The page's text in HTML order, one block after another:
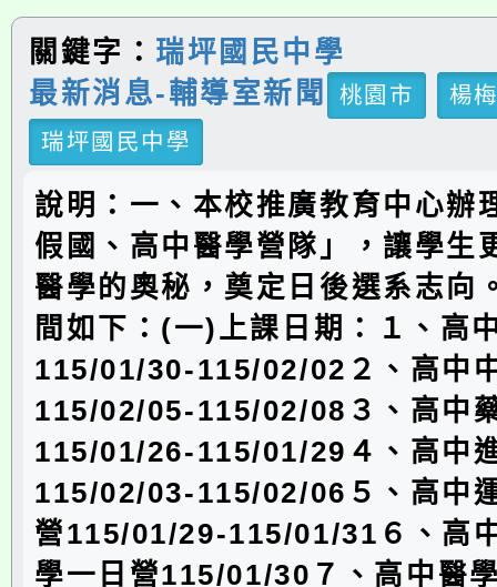
關鍵字： 瑞坪國民中學
最新消息-輔導室新聞
桃園市
楊
瑞坪國民中學
說明：一、本校推廣教育中心辦
假國、高中醫學營隊」，讓學生
醫學的奧秘，奠定日後選系志向
間如下：(一)上課日期：１、高
115/01/30-115/02/02２、高中
115/02/05-115/02/08３、高中
115/01/26-115/01/29４、高中
115/02/03-115/02/06５、高中
營115/01/29-115/01/31６、高
學一日營115/01/30７、高中醫